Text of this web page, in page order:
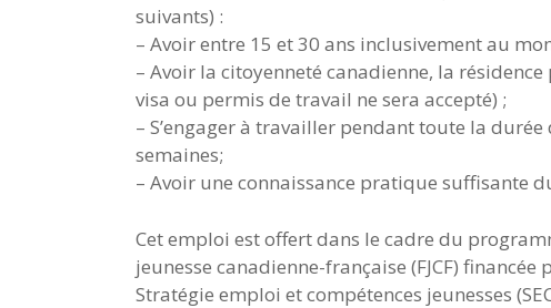
suivants) :
– Avoir entre 15 et 30 ans inclusivement au
– Avoir la citoyenneté canadienne, la
visa ou permis de travail ne sera accepté) ;
– S’engager à travailler pendant toute la
semaines;
– Avoir une connaissance pratique suffisante
Cet emploi est offert dans le cadre du
jeunesse canadienne-française (FJCF)
Stratégie emploi et compétences jeunesses